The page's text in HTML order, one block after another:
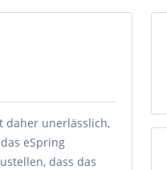
daher unerlässlich,
eSpring
dass das